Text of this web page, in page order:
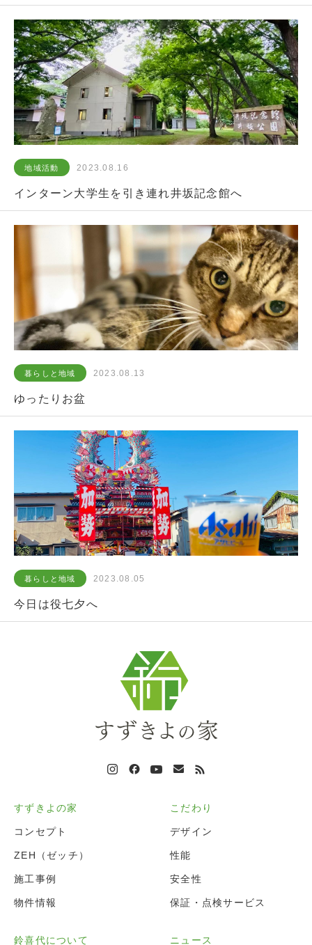
地域活動 2023.08.16
インターン大学生を引き連れ井坂記念館へ
暮らしと地域 2023.08.13
ゆったりお盆
暮らしと地域 2023.08.05
今日は役七夕へ
すずきよの家
コンセプト
ZEH（ゼッチ）
施工事例
物件情報
こだわり
デザイン
性能
安全性
保証・点検サービス
鈴喜代について ニュース